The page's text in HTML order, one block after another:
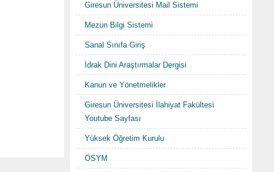
Giresun Üniversitesi Mail Sistemi
Mezun Bilgi Sistemi
Sanal Sınıfa Giriş
İdrak Dini Araştırmalar Dergisi
Kanun ve Yönetmelikler
Giresun Üniversitesi İlahiyat Fakültesi
Youtube Sayfası
Yüksek Öğretim Kurulu
ÖSYM